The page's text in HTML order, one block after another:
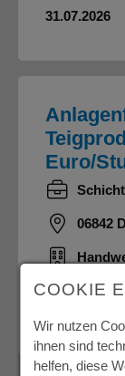
31.07.2026
Euro/
06842
COOKIE
Wir nutzen
ihnen sind
helfen, diese